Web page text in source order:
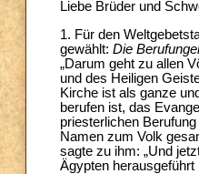
Liebe Brüder und
1. Für den
gewählt: Die
„Darum geht zu allen
und des Heiligen
Kirche ist als ganze
berufen ist, das
priesterlichen
Namen zum Volk
sagte zu ihm: „Und
Ägypten